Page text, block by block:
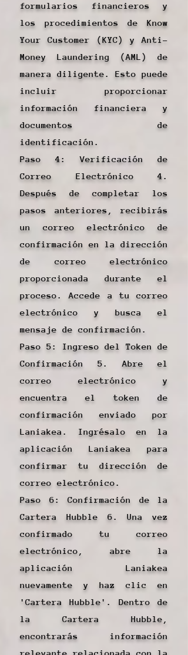
formularios financieros y
los procedimientos de Know
Your Customer (KYC) y Anti-
Money Laundering (AML) de
manera diligente. Esto puede
incluir proporcionar
información financiera y
documentos de
identificación.
Paso 4: Verificación de
Correo Electrónico 4.
Después de completar los
pasos anteriores, recibirás
un correo electrónico de
confirmación en la dirección
de correo electrónico
proporcionada durante el
proceso. Accede a tu correo
electrónico y busca el
mensaje de confirmación.
Paso 5: Ingreso del Token de
Confirmación 5. Abre el
correo electrónico y
encuentra el token de
confirmación enviado por
Laniakea. Ingrésalo en la
aplicación Laniakea para
confirmar tu dirección de
correo electrónico.
Paso 6: Confirmación de la
Cartera Hubble 6. Una vez
confirmado tu correo
electrónico, abre la
aplicación Laniakea
nuevamente y haz clic en
'Cartera Hubble'. Dentro de
la Cartera Hubble,
encontrarás información
relevante relacionada con la